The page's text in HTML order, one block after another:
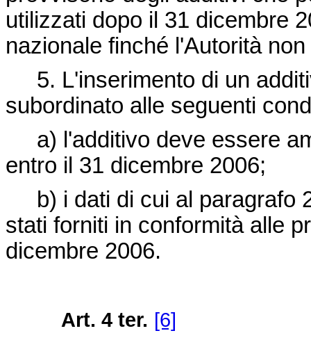
utilizzati dopo il 31 dicembre
nazionale finché l'Autorità
5. L'inserimento di un
subordinato alle seguenti
a) l'additivo deve essere
entro il 31 dicembre 2006;
b) i dati di cui al paragrafo
stati forniti in conformità alle
dicembre 2006.
Art. 4 ter. [6]